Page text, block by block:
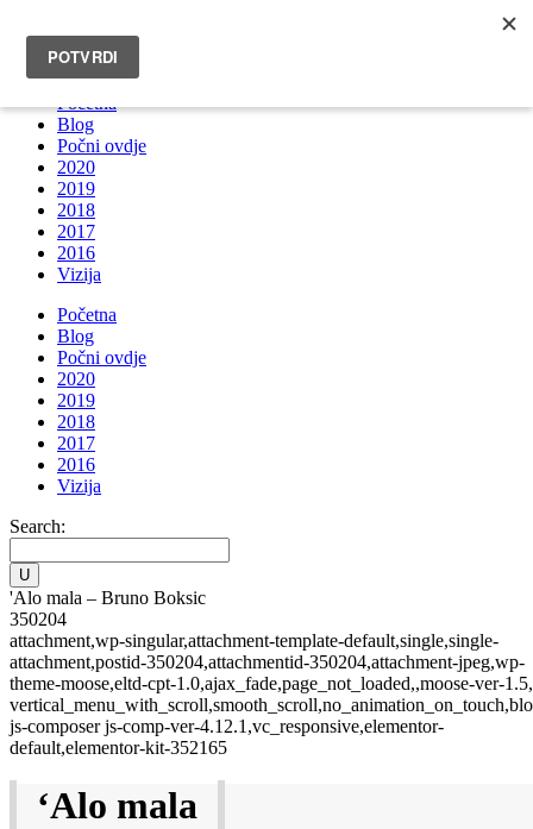
INFO@BRUNOBOKSIC.COM
Početna
Blog
Počni ovdje
2020
2019
2018
2017
2016
Vizija
Početna
Blog
Počni ovdje
2020
2019
2018
2017
2016
Vizija
Search:
'Alo mala – Bruno Boksic
350204
attachment,wp-singular,attachment-template-default,single,single-
attachment,postid-350204,attachmentid-350204,attachment-jpeg,wp-
theme-moose,eltd-cpt-1.0,ajax_fade,page_not_loaded,,moose-ver-1.5,
js-composer js-comp-ver-4.12.1,vc_responsive,elementor-
default,elementor-kit-352165
‘Alo mala